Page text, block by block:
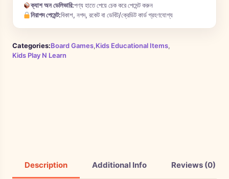
ক্যাশ অন ডেলিভারি:পণ্য হাতে পেয়ে চেক করে পেমেন্ট করুন
নিরাপদ পেমেন্ট:বিকাশ, নগদ, রকেট বা ডেবিট/ক্রেডিট কার্ড গ্রহণযোগ্য
Categories:Board Games,Kids Educational Items,
Kids Play N Learn
Description Additional Info Reviews (0)